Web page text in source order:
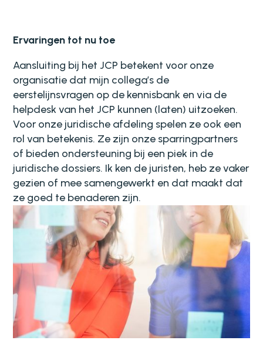
Ervaringen tot nu toe
Aansluiting bij het JCP betekent voor onze
organisatie dat mijn collega’s de
eerstelijnsvragen op de kennisbank en via de
helpdesk van het JCP kunnen (laten) uitzoeken.
Voor onze juridische afdeling spelen ze ook een
rol van betekenis. Ze zijn onze sparringpartners
of bieden ondersteuning bij een piek in de
juridische dossiers. Ik ken de juristen, heb ze vaker
gezien of mee samengewerkt en dat maakt dat
ze goed te benaderen zijn.